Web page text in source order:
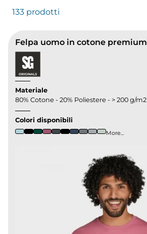
133 prodotti
Materiale
80% Cotone - 20% Poliestere - > 200 g/m2
Colori disponibili
More...